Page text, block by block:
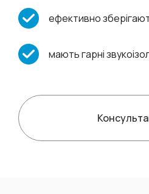
ефективно
мають гарні